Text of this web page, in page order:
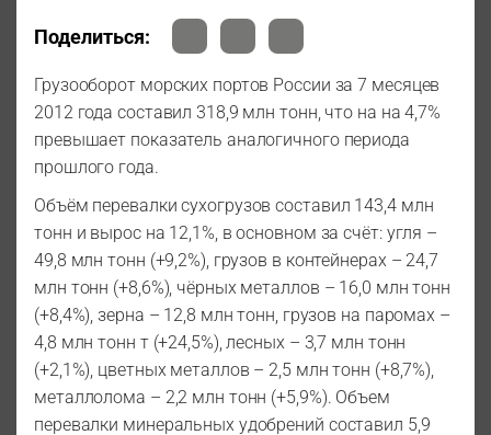
Поделиться:
Грузооборот морских портов России за 7 месяцев
2012 года составил 318,9 млн тонн, что на на 4,7%
превышает показатель аналогичного периода
прошлого года.
Объём перевалки сухогрузов составил 143,4 млн
тонн и вырос на 12,1%, в основном за счёт: угля –
49,8 млн тонн (+9,2%), грузов в контейнерах – 24,7
млн тонн (+8,6%), чёрных металлов – 16,0 млн тонн
(+8,4%), зерна – 12,8 млн тонн, грузов на паромах –
4,8 млн тонн т (+24,5%), лесных – 3,7 млн тонн
(+2,1%), цветных металлов – 2,5 млн тонн (+8,7%),
металлолома – 2,2 млн тонн (+5,9%). Объем
перевалки минеральных удобрений составил 5,9